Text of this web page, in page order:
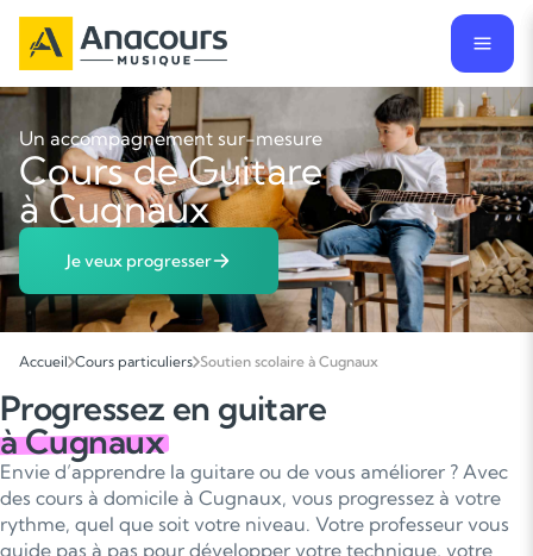
Un accompagnement sur-mesure
Cours de Guitare
à Cugnaux
Je veux progresser
Accueil Cours particuliers Soutien scolaire à Cugnaux
Progressez en guitare
à Cugnaux
Envie d’apprendre la guitare ou de vous améliorer ? Avec
des cours à domicile à Cugnaux, vous progressez à votre
rythme, quel que soit votre niveau. Votre professeur vous
guide pas à pas pour développer votre technique, votre